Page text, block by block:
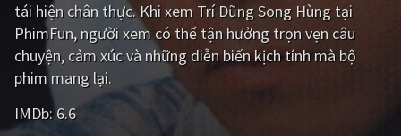
PHIM MỚI
PHIM BỘ
PHIM LẺ
PHIM CHIẾU RẠP
tái hiện chân thực. Khi xem Trí Dũng Song Hùng tại
PhimFun, người xem có thể tận hưởng trọn vẹn câu
chuyện, cảm xúc và những diễn biến kịch tính mà bộ
phim mang lại.
IMDb:6.6